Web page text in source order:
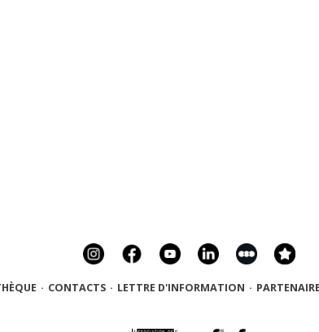
· CONTACTS · LETTRE D'INFORMATION ·